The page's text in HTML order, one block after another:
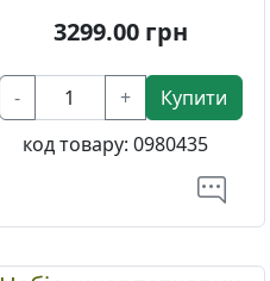
3299.00грн
- +
Купити
код товару: 0980435